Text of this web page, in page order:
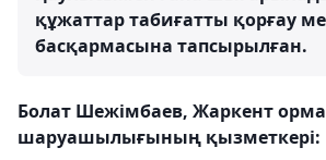
құжаттар табиғатты қорғау
басқармасына тапсырылған.
Болат Шежімбаев, Жаркент
шаруашылығының қызметкері: